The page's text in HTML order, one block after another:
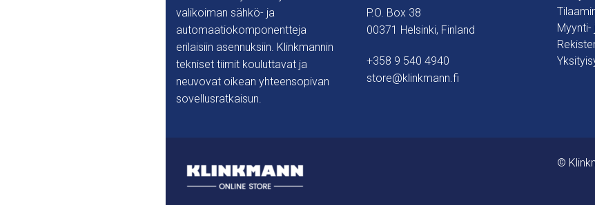
valikoiman sähkö- ja
automaatiokomponentteja
erilaisiin asennuksiin. Klinkmannin
tekniset tiimit kouluttavat ja
neuvovat oikean yhteensopivan
sovellusratkaisun.
P.O. Box 38
00371 Helsinki, Finland
+358 9 540 4940
store@klinkmann.fi
©